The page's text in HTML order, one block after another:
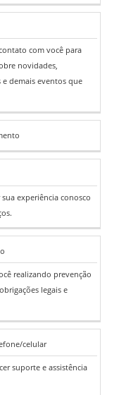
com você para
novidades,
demais eventos que
sua experiência conosco
realizando prevenção
legais e
celular
suporte e assistência